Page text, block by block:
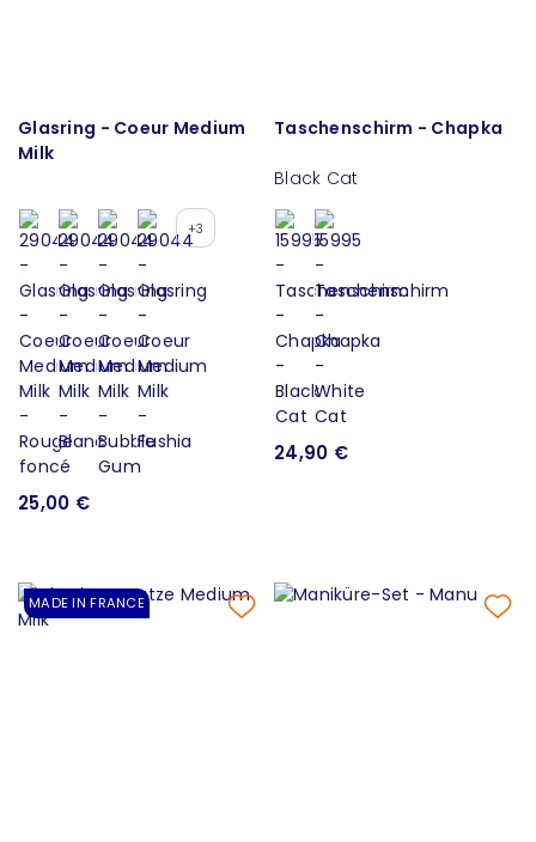
Glasring - Coeur Medium
Milk
+3
25,00 €
Taschenschirm - Chapka
Black Cat
24,90 €
MADE IN FRANCE